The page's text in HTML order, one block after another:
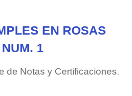
EN ROSAS
NUM. 1
de Notas y Certificaciones.